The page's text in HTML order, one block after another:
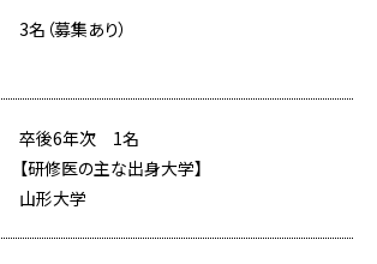
3名（募集あり）
卒後6年次 1名
【研修医の主な出身大学】
山形大学